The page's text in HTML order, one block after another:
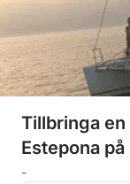
Tillbringa
Estepona
-